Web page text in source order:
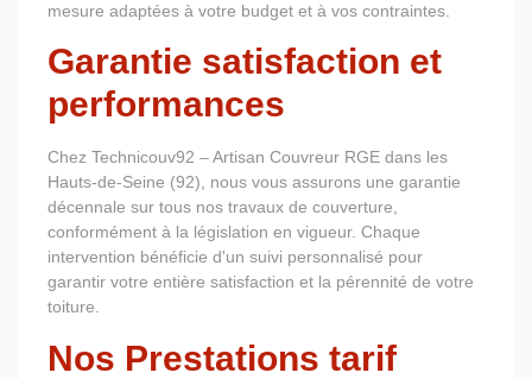
mesure adaptées à votre budget et à vos contraintes.
Garantie satisfaction et
performances
Chez Technicouv92 – Artisan Couvreur RGE dans les
Hauts-de-Seine (92), nous vous assurons une garantie
décennale sur tous nos travaux de couverture,
conformément à la législation en vigueur. Chaque
intervention bénéficie d'un suivi personnalisé pour
garantir votre entière satisfaction et la pérennité de votre
toiture.
Nos Prestations tarif